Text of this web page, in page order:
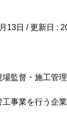
13日 / 更新日 :
監督・施工管
事業を行う企業